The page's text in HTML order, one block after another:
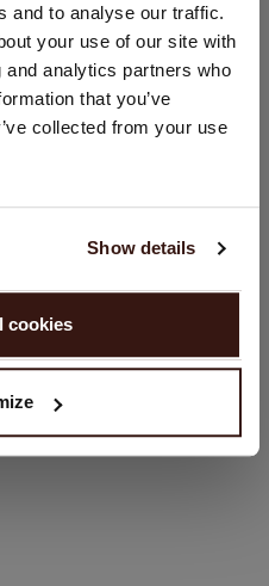
and to analyse our traffic.
your use of our site with
analytics partners who
that you’ve
collected from your use
Show details
cookies
gecertificeerd)
Nederland (€). Wilt u uw